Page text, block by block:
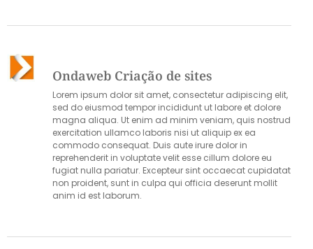
Ondaweb Criação de sites
Lorem ipsum dolor sit amet, consectetur adipiscing elit,
sed do eiusmod tempor incididunt ut labore et dolore
magna aliqua. Ut enim ad minim veniam, quis nostrud
exercitation ullamco laboris nisi ut aliquip ex ea
commodo consequat. Duis aute irure dolor in
reprehenderit in voluptate velit esse cillum dolore eu
fugiat nulla pariatur. Excepteur sint occaecat cupidatat
non proident, sunt in culpa qui officia deserunt mollit
anim id est laborum.